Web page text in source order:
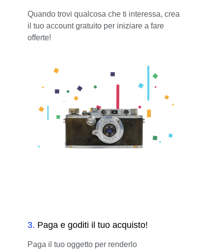
Quando trovi qualcosa che ti interessa, crea
il tuo account gratuito per iniziare a fare
offerte!
3. Paga e goditi il tuo acquisto!
Paga il tuo oggetto per renderlo